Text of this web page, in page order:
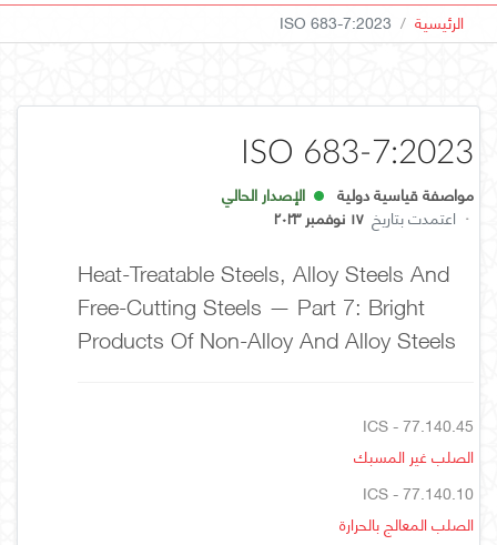
الرئيسية ISO 683-7:2023
ISO 683-7:2023
مواصفة قياسية دولية
الإصدار الحالي
· اعتمدت بتاريخ ١٧ نوفمبر ٢٠٢٣
Heat-Treatable Steels, Alloy Steels And
Free-Cutting Steels — Part 7: Bright
Products Of Non-Alloy And Alloy Steels
ICS - 77.140.45
الصلب غير المسبك
ICS - 77.140.10
الصلب المعالج بالحرارة